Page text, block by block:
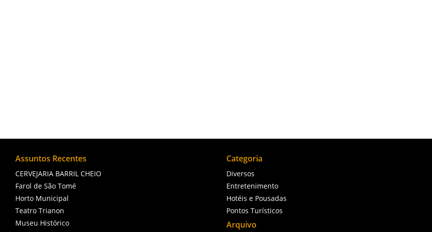
Assuntos Recentes
CERVEJARIA BARRIL CHEIO
Farol de São Tomé
Horto Municipal
Teatro Trianon
Museu Histórico
Categoria
Diversos
Entretenimento
Hotéis e Pousadas
Pontos Turísticos
Arquivo